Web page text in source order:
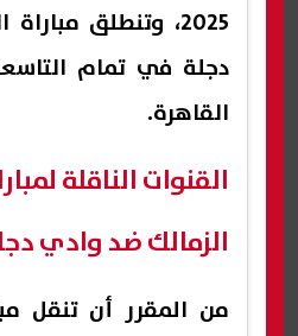
2025، وتنطلق
دجلة في تمام
القاهرة.
القنوات الناقلة
الزمالك ضد وادي
من المقرر أن تنقل